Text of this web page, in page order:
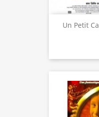
Un Petit